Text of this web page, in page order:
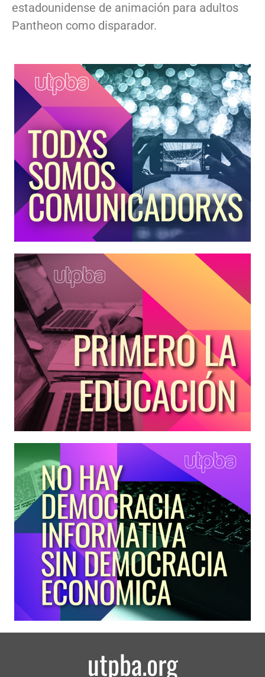
estadounidense de animación para adultos
Pantheon como disparador.
utpba.org